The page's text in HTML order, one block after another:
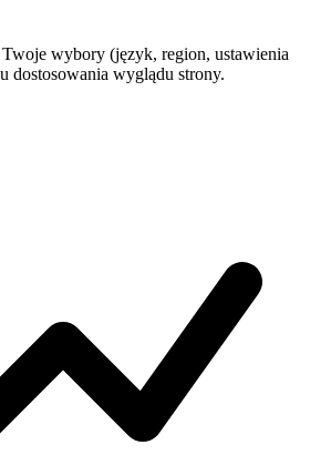
Twoje wybory (język, region, ustawienia
dostosowania wyglądu strony.